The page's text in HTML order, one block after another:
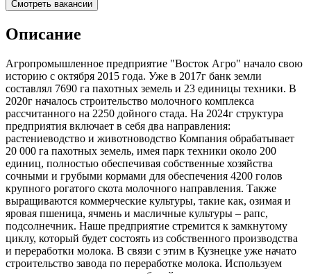
Смотреть вакансии
Описание
Агропромышленное предприятие "Восток Агро" начало свою
историю с октября 2015 года. Уже в 2017г банк земли
составлял 7690 га пахотных земель и 23 единицы техники. В
2020г началось строительство молочного комплекса
рассчитанного на 2250 дойного стада. На 2024г структура
предприятия включает в себя два направления:
растениеводство и животноводство Компания обрабатывает
20 000 га пахотных земель, имея парк техники около 200
единиц, полностью обеспечивая собственные хозяйства
сочными и грубыми кормами для обеспечения 4200 голов
крупного рогатого скота молочного направления. Также
выращиваются коммерческие культуры, такие как, озимая и
яровая пшеница, ячмень и масличные культуры – рапс,
подсолнечник. Наше предприятие стремится к замкнутому
циклу, который будет состоять из собственного производства
и переработки молока. В связи с этим в Кузнецке уже начато
строительство завода по переработке молока. Используем